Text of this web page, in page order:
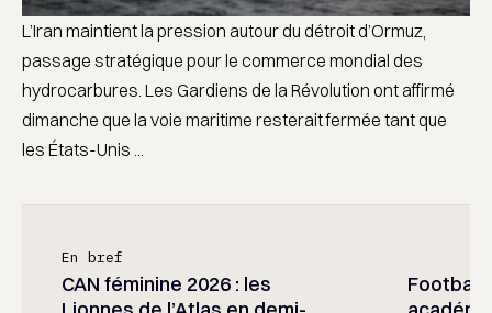
L’Iran maintient la pression autour du détroit d’Ormuz,
passage stratégique pour le commerce mondial des
hydrocarbures. Les Gardiens de la Révolution ont affirmé
dimanche que la voie maritime resterait fermée tant que
les États-Unis ...
En bref
CAN féminine 2026 : les
Football